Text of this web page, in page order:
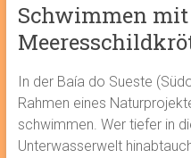
Schwimmen mit
In der Baía do Sueste
Rahmen eines
schwimmen. Wer tiefer in
Unterwasserwelt